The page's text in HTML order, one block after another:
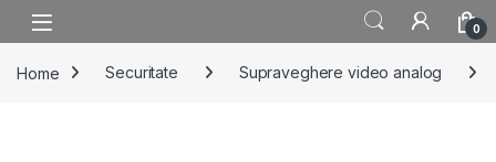
Skip to navigation
Skip to content
0
Home Securitate Supraveghere video analog